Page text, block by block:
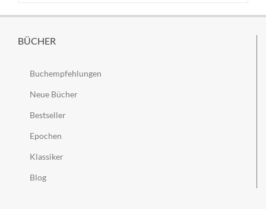
BÜCHER
Buchempfehlungen
Neue Bücher
Bestseller
Epochen
Klassiker
Blog